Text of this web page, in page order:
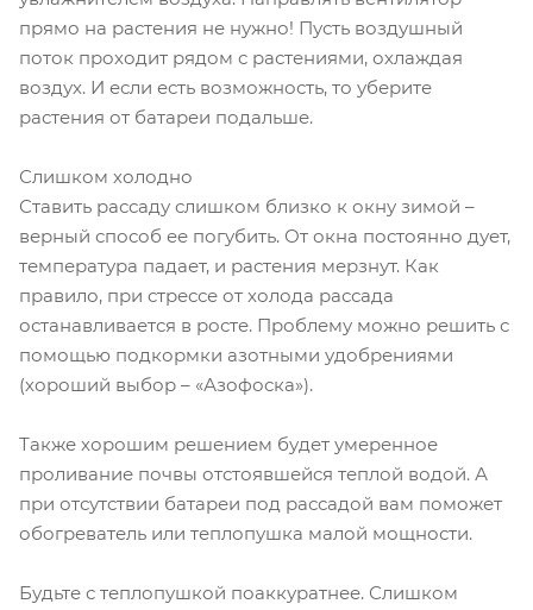
прямо на растения не нужно! Пусть воздушный
поток проходит рядом с растениями, охлаждая
воздух. И если есть возможность, то уберите
растения от батареи подальше.
Слишком холодно
Ставить рассаду слишком близко к окну зимой –
верный способ ее погубить. От окна постоянно дует,
температура падает, и растения мерзнут. Как
правило, при стрессе от холода рассада
останавливается в росте. Проблему можно решить с
помощью подкормки азотными удобрениями
(хороший выбор – «Азофоска»).
Также хорошим решением будет умеренное
проливание почвы отстоявшейся теплой водой. А
при отсутствии батареи под рассадой вам поможет
обогреватель или теплопушка малой мощности.
Будьте с теплопушкой поаккуратнее. Слишком